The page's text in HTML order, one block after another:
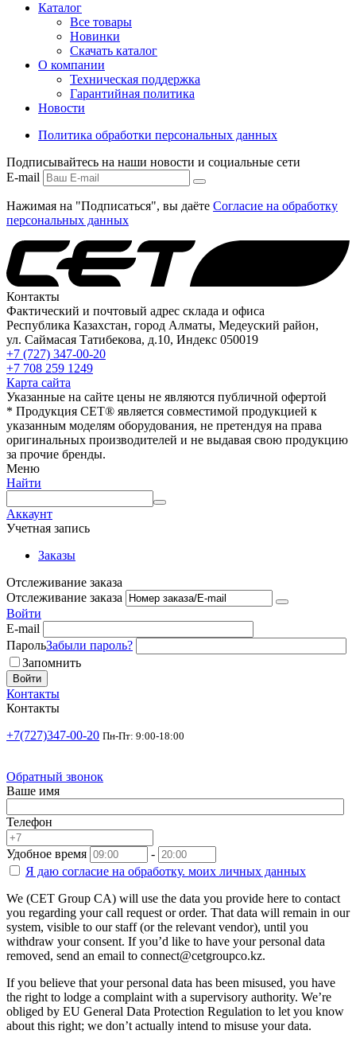
Каталог
Все товары
Новинки
Скачать каталог
О компании
Техническая поддержка
Гарантийная политика
Новости
Политика обработки персональных данных
Подписывайтесь на наши новости и социальные сети
E-mail
Нажимая на "Подписаться", вы даёте Согласие на обработку
персональных данных
Контакты
Фактический и почтовый адрес склада и офиса
Республика Казахстан, город Алматы, Медеуский район,
ул. Саймасая Татибекова, д.10, Индекс 050019
+7 (727) 347-00-20
+7 708 259 1249
Карта сайта
Указанные на сайте цены не являются публичной офертой
* Продукция СЕТ® является совместимой продукцией к
указанным моделям оборудования, не претендуя на права
оригинальных производителей и не выдавая свою продукцию
за прочие бренды.
Меню
Найти
Аккаунт
Учетная запись
Заказы
Отслеживание заказа
Отслеживание заказа
Войти
E-mail
ПарольЗабыли пароль?
Запомнить
Войти
Контакты
Контакты
+7(727)347-00-20 Пн-Пт: 9:00-18:00
Обратный звонок
Ваше имя
Телефон
Удобное время
-
Я даю согласие на обработку. моих личных данных
We (CET Group CA) will use the data you provide here to contact
you regarding your call request or order. That data will remain in our
system, visible to our staff (or the relevant vendor), until you
withdraw your consent. If you’d like to have your personal data
removed, send an email to connect@cetgroupco.kz.
If you believe that your personal data has been misused, you have
the right to lodge a complaint with a supervisory authority. We’re
obliged by EU General Data Protection Regulation to let you know
about this right; we don’t actually intend to misuse your data.